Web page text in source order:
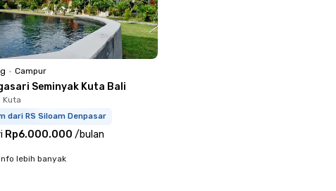
• Campur
Seminyak Kuta Bali
Kuta
dari RS Siloam Denpasar
Rp6.000.000 /bulan
lebih banyak